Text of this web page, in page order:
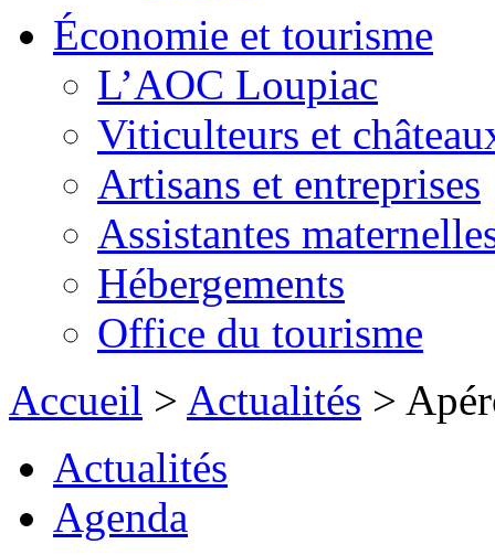
Économie et tourisme
L’AOC Loupiac
Viticulteurs et
Artisans et entreprises
Assistantes
Hébergements
Office du tourisme
Accueil > Actualités >
Actualités
Agenda